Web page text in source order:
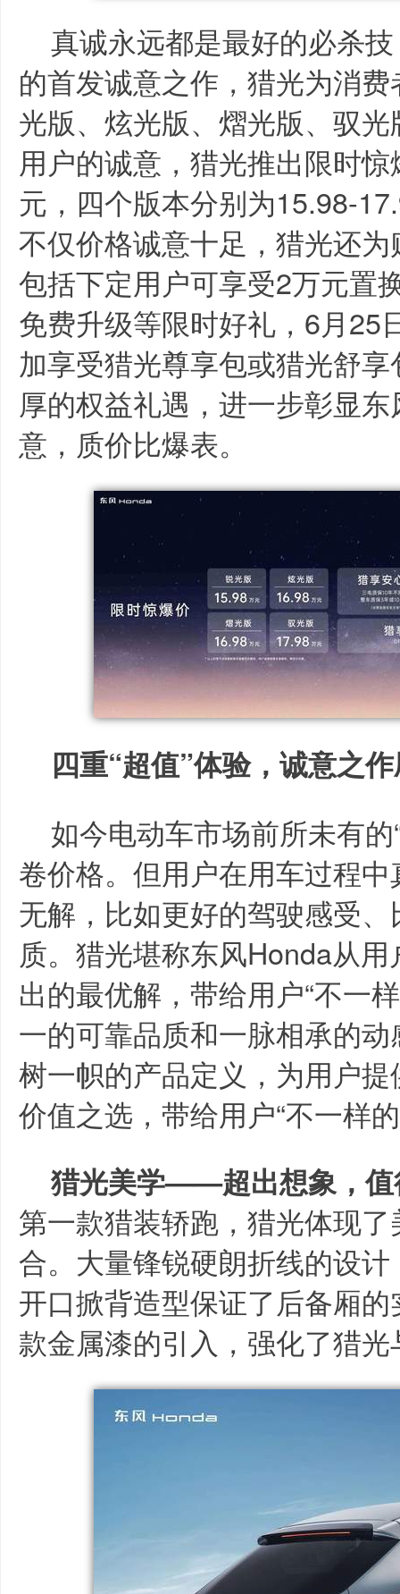
真诚永远都是最好的必杀
的首发诚意之作，猎光为消
光版、炫光版、熠光版、驭
用户的诚意，猎光推出限时
元，四个版本分别为15.98-
不仅价格诚意十足，猎光还
包括下定用户可享受2万元置
免费升级等限时好礼，6月25
加享受猎光尊享包或猎光舒
厚的权益礼遇，进一步彰显
意，质价比爆表。
四重“超值”体验，诚意之
如今电动车市场前所未有
卷价格。但用户在用车过程
无解，比如更好的驾驶感受
质。猎光堪称东风Honda从
出的最优解，带给用户“不一
一的可靠品质和一脉相承的
树一帜的产品定义，为用户
价值之选，带给用户“不一样
猎光美学——超出想象，值
第一款猎装轿跑，猎光体现
合。大量锋锐硬朗折线的设
开口掀背造型保证了后备厢
款金属漆的引入，强化了猎